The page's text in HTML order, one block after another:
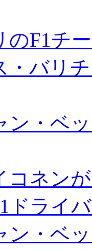
のF1チ
・バリ
ン・ベ
コネン
ドライ
ン・ベ